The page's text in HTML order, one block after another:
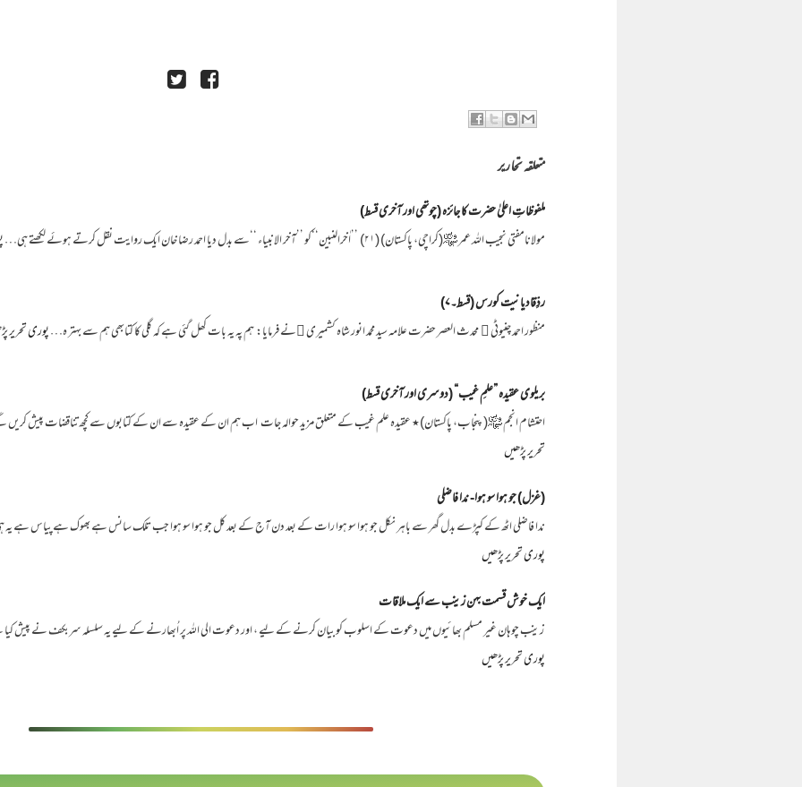
متعلقہ تحاریر
ملفوظاتِ اعلیٰ حضرت کا جائزہ (چوتھی اور آخری قسط)
مولانامفتی نجیب اللہ عمر ﷾(کراچی، پاکستان) (۲۱) ’’اٰخرالنبین‘‘کو ’’آخر الانبیاء ‘‘سے بدل دیا احمد رضا خان ایک روایت نقل کرتے ہوئے لکھتے ہی…
ردِّقادیانیت کورس (قسط۔۷)
منظور احمد چنیوٹی ﷫ محدث العصر حضرت علامہ سید محمد انور شاہ کشمیری ﷫نے فرمایا: ہم پہ یہ بات کھل گئی ہے کہ گلی کا کتابھی ہم سے بہتر ہ…پوری تحریر
بریلوی عقیدہ ”علمِ غیب“ (دوسری اور آخری قسط)
احتشام انجم ﷾( پنجاب، پاکستان)٭ عقیدہ علم غیب کے متعلق مزید حوالہ جات اب ہم ان کے عقیدہ سے ان کے کتابوں سے کچھ تناقضات پیش
تحریر پڑھیں
(غزل) جو ہوا سو ہوا- ندا فاضلی
ندا فاضلی اٹھ کے کپڑے بدل گھر سے باہر نکل جو ہوا سو ہوا رات کے بعد دن آج کے بعد کل جو ہوا سو ہوا جب تلک سانس ہے بھوک ہے پیاس ہے
پوری تحریر پڑھیں
ایک خوش قسمت بہن زینب سے ایک ملاقات
زینب چوہان غیر مسلم بھائیوں میں دعوت کے اسلوب کو بیان کرنے کے لیے ، اور دعوت الی اللہ پر اُبھارنے کے لیے یہ سلسلہ سربکف نے
پوری تحریر پڑھیں